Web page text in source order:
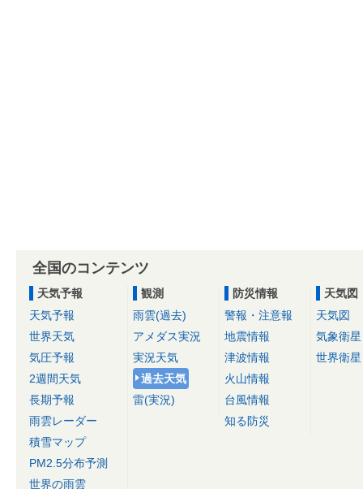
全国のコンテンツ
天気予報
天気予報
世界天気
気圧予報
2週間天気
長期予報
雨雲レーダー
積雪マップ
PM2.5分布予測
世界の雨雲
観測
雨雲(過去)
アメダス実況
実況天気
過去天気
雷(実況)
防災情報
警報・注意報
地震情報
津波情報
火山情報
台風情報
知る防災
天気図
天気図
気象衛星
世界衛星